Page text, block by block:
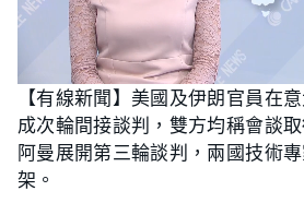
U
n
m
t
e
L
o
a
d
e
:
3
【有線新聞】美國及伊朗官員在
成次輪間接談判，雙方均稱會談
阿曼展開第三輪談判，兩國技術
架。